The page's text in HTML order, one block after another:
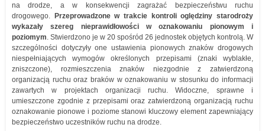
na drodze, a w konsekwencji zagrażać bezpieczeństwu ruchu
drogowego. Przeprowadzone w trakcie kontroli oględziny starodroży
wykazały szereg nieprawidłowości w oznakowaniu pionowym i
poziomym . Stwierdzono je w 20 spośród 26 jednostek objętych kontrolą. W
szczególności dotyczyły one ustawienia pionowych znaków drogowych
niespełniających wymogów określonych przepisami (znaki wyblakłe,
zniszczone), rozmieszczenia znaków niezgodnie z zatwierdzoną
organizacją ruchu oraz braków w oznakowaniu w stosunku do informacji
zawartych w projektach organizacji ruchu. Widoczne, sprawne i
umieszczone zgodnie z przepisami oraz zatwierdzoną organizacją ruchu
oznakowanie pionowe i poziome stanowi kluczowy element zapewniający
bezpieczeństwo uczestników ruchu na drodze.